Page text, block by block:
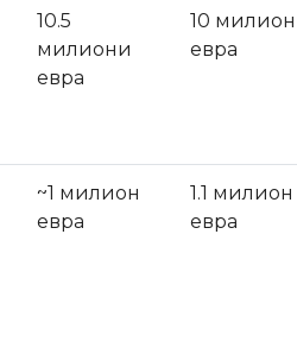
10.5
милиони
евра
10
евра
~1 милион
евра
1.1 милион
евра